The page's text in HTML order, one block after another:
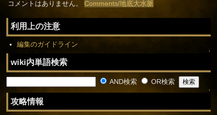
コメントはありません。Comments/地底大水脈
利用上の注意
編集のガイドライン
↑
wiki内単語検索
AND検索 OR検索
↑
攻略情報